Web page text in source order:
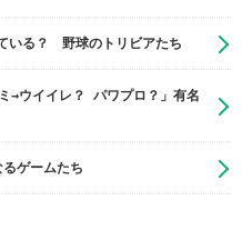
いる？ 野球のトリビアたち
→ウイイレ？ パワプロ？」有名
ゲームたち